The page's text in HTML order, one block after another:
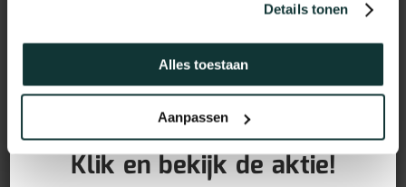
Details tonen
Alles toestaan
Aanpassen
GRATIS PLINTEN bij aankoop
van jouw vloer!
Klik en bekijk de aktie!